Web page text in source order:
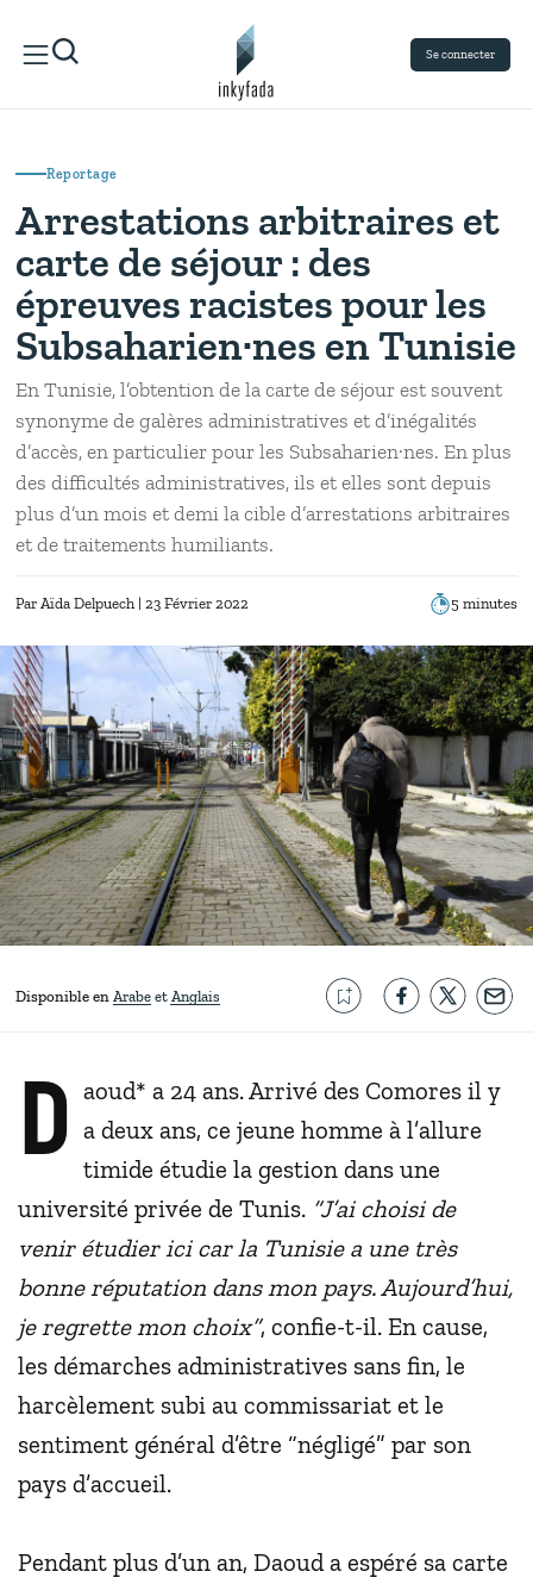
Se connecter
Reportage
Arrestations arbitraires et
carte de séjour : des
épreuves racistes pour les
Subsaharien·nes en Tunisie
En Tunisie, l’obtention de la carte de séjour est souvent
synonyme de galères administratives et d’inégalités
d’accès, en particulier pour les Subsaharien·nes. En plus
des difficultés administratives, ils et elles sont depuis
plus d’un mois et demi la cible d’arrestations arbitraires
et de traitements humiliants.
Par Aïda Delpuech| 23 Février 2022 5 minutes
Disponible en Arabe Anglais
D aoud* a 24 ans. Arrivé des Comores il y
a deux ans, ce jeune homme à l’allure
timide étudie la gestion dans une
université privée de Tunis. “J’ai choisi de
venir étudier ici car la Tunisie a une très
bonne réputation dans mon pays. Aujourd’hui,
je regrette mon choix”, confie-t-il. En cause,
les démarches administratives sans fin, le
harcèlement subi au commissariat et le
sentiment général d’être “négligé” par son
pays d’accueil.
Pendant plus d’un an, Daoud a espéré sa carte